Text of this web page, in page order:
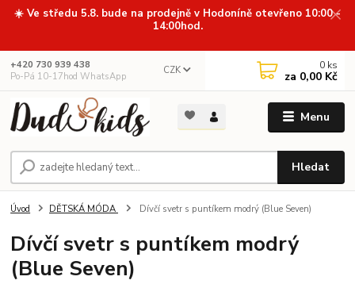
☀️ Ve středu 5.8. bude na prodejně v Hodoníně otevřeno 10:00 -
14:00hod.
Menu
CZK
Hledat
+420 730 939 438
Po-Pá 10-17hod WhatsApp
0 ks
za 0,00 Kč
Úvod DĚTSKÁ MÓDA Dívčí svetr s puntíkem modrý (Blue Seven)
Dívčí svetr s puntíkem modrý
(Blue Seven)